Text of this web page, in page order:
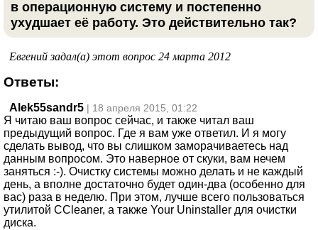
в операционную систему и постепенно
ухудшает её работу. Это действительно так?
Евгений задал(а) этот вопрос 24 марта 2012
Ответы:
Alek55sandr5 | 18 апреля 2015, 01:22
Я читаю ваш вопрос сейчас, и также читал ваш
предыдущий вопрос. Где я вам уже ответил. И я могу
сделать вывод, что вы слишком заморачиваетесь над
данным вопросом. Это наверное от скуки, вам нечем
заняться :-). Очистку системы можно делать и не каждый
день, а вполне достаточно будет один-два (особенно для
вас) раза в неделю. При этом, лучше всего пользоваться
утилитой CCleaner, а также Your Uninstaller для очистки
диска.